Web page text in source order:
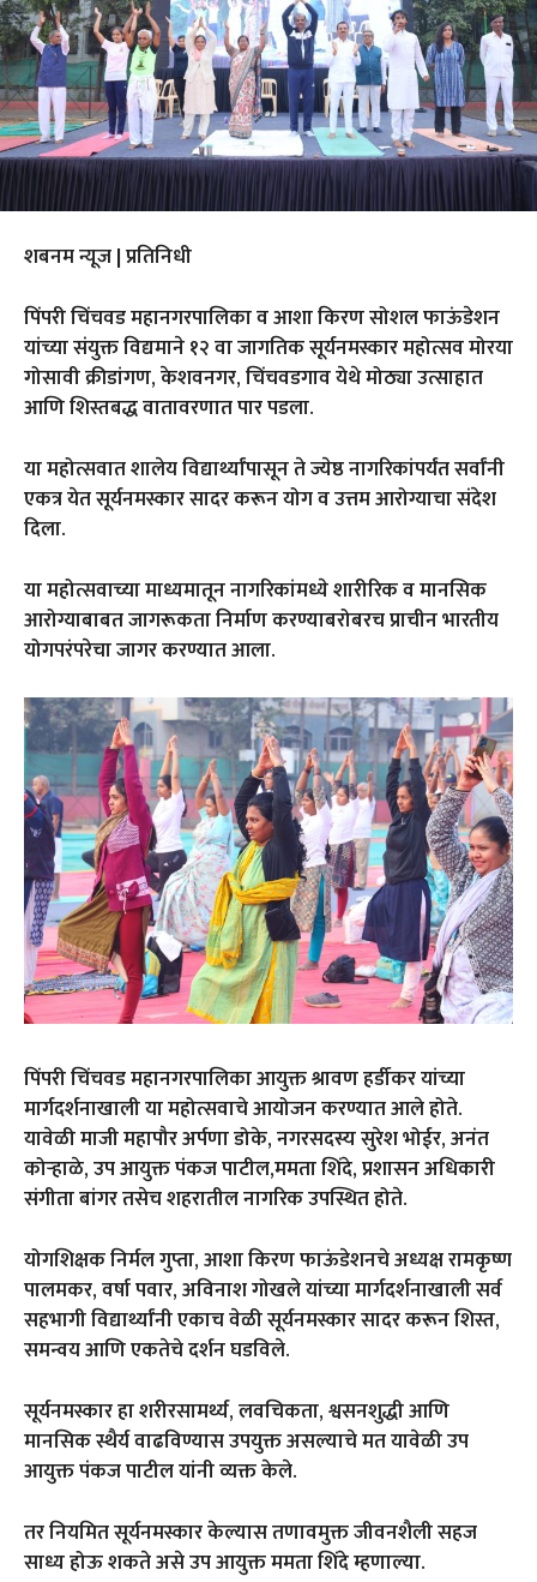
शबनम न्यूज | प्रतिनिधी
पिंपरी चिंचवड महानगरपालिका व आशा किरण सोशल फाऊंडेशन
यांच्या संयुक्त विद्यमाने १२ वा जागतिक सूर्यनमस्कार महोत्सव मोरया
गोसावी क्रीडांगण, केशवनगर, चिंचवडगाव येथे मोठ्या उत्साहात
आणि शिस्तबद्ध वातावरणात पार पडला.
या महोत्सवात शालेय विद्यार्थ्यांपासून ते ज्येष्ठ नागरिकांपर्यंत सर्वांनी
एकत्र येत सूर्यनमस्कार सादर करून योग व उत्तम आरोग्याचा संदेश
दिला.
या महोत्सवाच्या माध्यमातून नागरिकांमध्ये शारीरिक व मानसिक
आरोग्याबाबत जागरूकता निर्माण करण्याबरोबरच प्राचीन भारतीय
योगपरंपरेचा जागर करण्यात आला.
पिंपरी चिंचवड महानगरपालिका आयुक्त श्रावण हर्डीकर यांच्या
मार्गदर्शनाखाली या महोत्सवाचे आयोजन करण्यात आले होते.
यावेळी माजी महापौर अर्पणा डोके, नगरसदस्य सुरेश भोईर, अनंत
कोऱ्हाळे, उप आयुक्त पंकज पाटील,ममता शिंदे, प्रशासन अधिकारी
संगीता बांगर तसेच शहरातील नागरिक उपस्थित होते.
योगशिक्षक निर्मल गुप्ता, आशा किरण फाऊंडेशनचे अध्यक्ष रामकृष्ण
पालमकर, वर्षा पवार, अविनाश गोखले यांच्या मार्गदर्शनाखाली सर्व
सहभागी विद्यार्थ्यांनी एकाच वेळी सूर्यनमस्कार सादर करून शिस्त,
समन्वय आणि एकतेचे दर्शन घडविले.
सूर्यनमस्कार हा शरीरसामर्थ्य, लवचिकता, श्वसनशुद्धी आणि
मानसिक स्थैर्य वाढविण्यास उपयुक्त असल्याचे मत यावेळी उप
आयुक्त पंकज पाटील यांनी व्यक्त केले.
तर नियमित सूर्यनमस्कार केल्यास तणावमुक्त जीवनशैली सहज
साध्य होऊ शकते असे उप आयुक्त ममता शिंदे म्हणाल्या.